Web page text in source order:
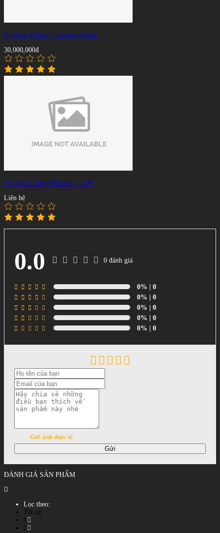
Cơ Bida 3 Băng - Longoni Sultan
30,000,000đ
Cơ Bida 3 băng JFlowers - 12JF
Liên hệ
0.0 0 đánh giá
0% | 0
0% | 0
0% | 0
0% | 0
0% | 0
Gửi ảnh thực tế
Gửi
ĐÁNH GIÁ SẢN PHẨM
Lọc theo:
Tất cả
2